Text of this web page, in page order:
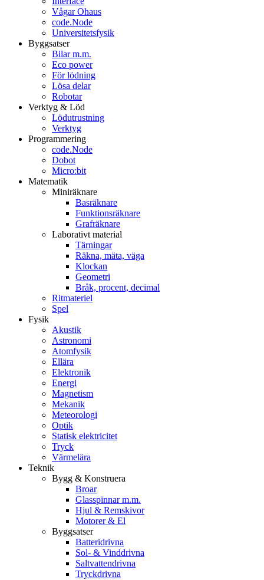
Vågar Ohaus
code.Node
Universitetsfysik
Byggsatser
Bilar m.m.
Eco power
För lödning
Lösa delar
Robotar
Verktyg & Löd
Lödutrustning
Verktyg
Programmering
code.Node
Dobot
Micro:bit
Matematik
Miniräknare
Basräknare
Funktionsräknare
Grafräknare
Laborativt material
Tärningar
Räkna, mäta, väga
Klockan
Geometri
Bråk, procent, decimal
Ritmateriel
Spel
Fysik
Akustik
Astronomi
Atomfysik
Ellära
Elektronik
Energi
Magnetism
Mekanik
Meteorologi
Optik
Statisk elektricitet
Tryck
Värmelära
Teknik
Bygg & Konstruera
Broar
Glasspinnar m.m.
Hjul & Remskivor
Motorer & El
Byggsatser
Batteridrivna
Sol- & Vinddrivna
Saltvattendrivna
Tryckdrivna